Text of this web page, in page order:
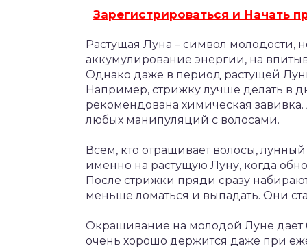
Зарегистрироваться и Начать
Растущая Луна – символ молодости,
аккумулирование энергии, на
Однако даже в период растущей
Например, стрижку лучше делать в
рекомендована химическая
любых манипуляций с волосами.
Всем, кто отращивает волосы,
именно на растущую Луну, когда
После стрижки пряди сразу
меньше ломаться и выпадать. Они
Окрашивание на молодой Луне дает
очень хорошо держится даже при